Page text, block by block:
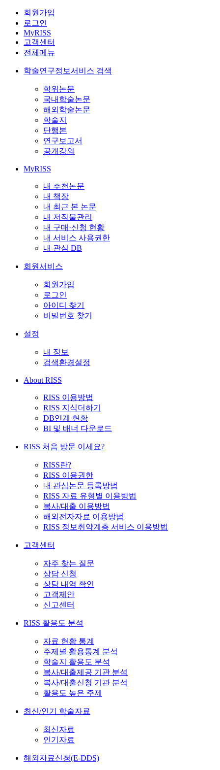
회원가입
로그인
MyRISS
고객센터
전체메뉴
학술연구정보서비스 검색
학위논문
국내학술논문
해외학술논문
학술지
단행본
연구보고서
공개강의
MyRISS
내 추천논문
내 책장
내 최근 본 논문
내 저작물관리
내 구매·신청 현황
내 서비스 사용권한
내 관심 DB
회원서비스
회원가입
로그인
아이디 찾기
비밀번호 찾기
설정
내 정보
검색환경설정
About RISS
RISS 이용방법
RISS 지식더하기
DB연계 현황
BI 및 배너 다운로드
RISS 처음 방문 이세요?
RISS란?
RISS 이용권한
내 관심논문 등록방법
RISS 자료 유형별 이용방법
복사/대출 이용방법
해외전자자료 이용방법
RISS 정보취약계층 서비스 이용방법
고객센터
자주 찾는 질문
상담 신청
상담 내역 확인
고객제안
신고센터
RISS 활용도 분석
자료 현황 통계
주제별 활용통계 분석
학술지 활용도 분석
복사/대출제공 기관 분석
복사/대출신청 기관 분석
활용도 높은 주제
최신/인기 학술자료
최신자료
인기자료
해외자료신청(E-DDS)